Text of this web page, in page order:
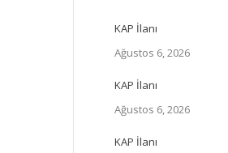
KAP İlanı
Ağustos 6, 2026
KAP İlanı
Ağustos 6, 2026
KAP İlanı